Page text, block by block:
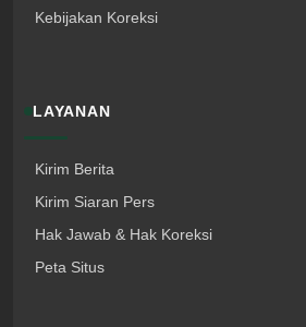
Kebijakan Koreksi
LAYANAN
Kirim Berita
Kirim Siaran Pers
Hak Jawab & Hak Koreksi
Peta Situs